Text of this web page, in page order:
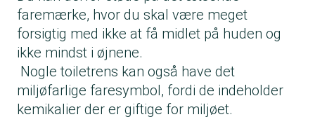
faremærke, hvor du skal være meget
forsigtig med ikke at få midlet på huden og
ikke mindst i øjnene.
Nogle toiletrens kan også have det
miljøfarlige faresymbol, fordi de indeholder
kemikalier der er giftige for miljøet.